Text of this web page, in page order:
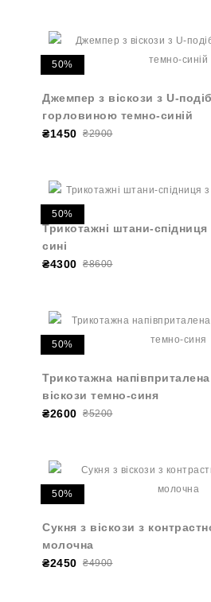
50%
Джемпер з віскози з U-
горловиною темно-синій
₴1450 ₴2900
50%
Трикотажні штани-спідниця
сині
₴4300 ₴8600
50%
Трикотажна
віскози темно-синя
₴2600 ₴5200
50%
Cукня з віскози з
молочна
₴2450 ₴4900